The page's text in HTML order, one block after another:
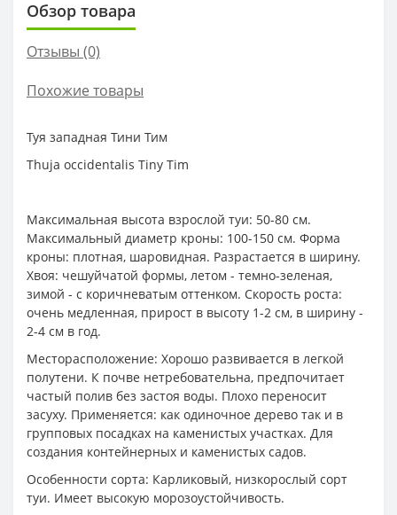
Обзор товара
Отзывы (0)
Похожие товары
Туя западная Тини Тим
Thuja occidentalis Tiny Tim
Максимальная высота взрослой туи: 50-80 см.
Максимальный диаметр кроны: 100-150 см. Форма
кроны: плотная, шаровидная. Разрастается в ширину.
Хвоя: чешуйчатой формы, летом - темно-зеленая,
зимой - с коричневатым оттенком. Скорость роста:
очень медленная, прирост в высоту 1-2 см, в ширину -
2-4 см в год.
Месторасположение: Хорошо развивается в легкой
полутени. К почве нетребовательна, предпочитает
частый полив без застоя воды. Плохо переносит
засуху. Применяется: как одиночное дерево так и в
групповых посадках на каменистых участках. Для
создания контейнерных и каменистых садов.
Особенности сорта: Карликовый, низкорослый сорт
туи. Имеет высокую морозоустойчивость.